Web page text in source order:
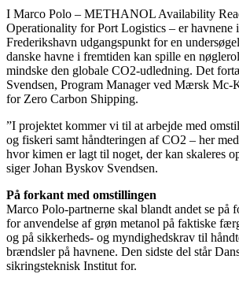
I Marco Polo – METHANOL Availability
Operationality for Port Logistics – er havnene
Frederikshavn udgangspunkt for en
danske havne i fremtiden kan spille en
mindske den globale CO2-udledning. Det
Svendsen, Program Manager ved Mærsk
for Zero Carbon Shipping.
”I projektet kommer vi til at arbejde med
og fiskeri samt håndteringen af CO2 – her
hvor kimen er lagt til noget, der kan skaleres
siger Johan Byskov Svendsen.
På forkant med omstillingen
Marco Polo-partnerne skal blandt andet se på
for anvendelse af grøn metanol på faktiske
og på sikkerheds- og myndighedskrav til
brændsler på havnene. Den sidste del står
sikringsteknisk Institut for.